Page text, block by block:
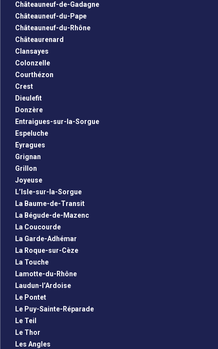
Châteauneuf-de-Gadagne
Châteauneuf-du-Pape
Châteauneuf-du-Rhône
Châteaurenard
Clansayes
Colonzelle
Courthézon
Crest
Dieulefit
Donzère
Entraigues-sur-la-Sorgue
Espeluche
Eyragues
Grignan
Grillon
Joyeuse
L’Isle-sur-la-Sorgue
La Baume-de-Transit
La Bégude-de-Mazenc
La Coucourde
La Garde-Adhémar
La Roque-sur-Cèze
La Touche
Lamotte-du-Rhône
Laudun-l’Ardoise
Le Pontet
Le Puy-Sainte-Réparade
Le Teil
Le Thor
Les Angles